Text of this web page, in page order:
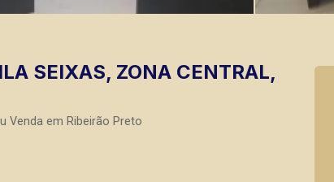
SEIXAS, ZONA CENTRAL,
Venda em Ribeirão Preto